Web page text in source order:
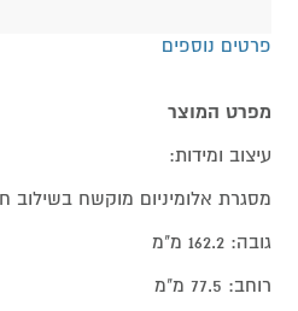
פרטים נוספים
מפרט המוצר
עיצוב ומידות:
מסגרת אלומיניום מוקשח בשילוב
גובה: 162.2 מ"מ
רוחב: 77.5 מ"מ